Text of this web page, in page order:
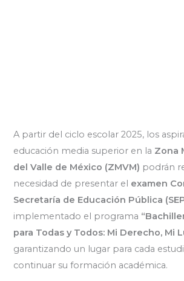
A partir del ciclo escolar 2025, los
educación media superior en la Zona
del Valle de México (ZMVM) podrán
necesidad de presentar el examen
Secretaría de Educación Pública
implementado el programa
para Todas y Todos: Mi Derecho, Mi
garantizando un lugar para cada
continuar su formación académica.